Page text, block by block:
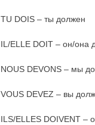
TU DOIS – ты должен
IL/ELLE DOIT – он/она
NOUS DEVONS – мы
VOUS DEVEZ – вы
ILS/ELLES DOIVENT –